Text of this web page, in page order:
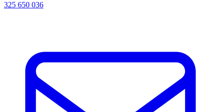
325 650 036